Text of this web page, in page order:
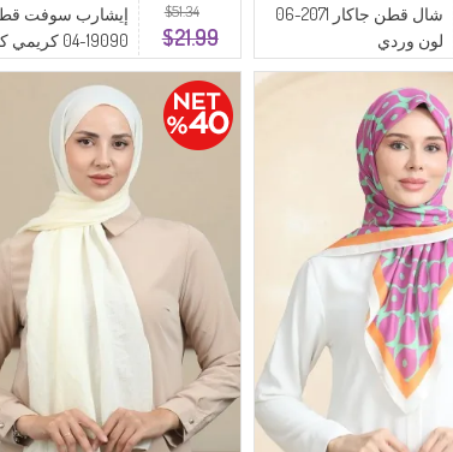
شال قطن جاكار 2071-06
لون وردي
$51.34
$21.99
إيشارب سوفت
19090-04 كريمي كحلي